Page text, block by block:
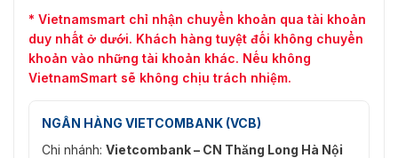
* Vietnamsmart chỉ nhận chuyển khoản qua tài khoản
duy nhất ở dưới. Khách hàng tuyệt đối không chuyển
khoản vào những tài khoản khác. Nếu không
VietnamSmart sẽ không chịu trách nhiệm.
NGÂN HÀNG VIETCOMBANK (VCB)
Chi nhánh: Vietcombank – CN Thăng Long Hà Nội